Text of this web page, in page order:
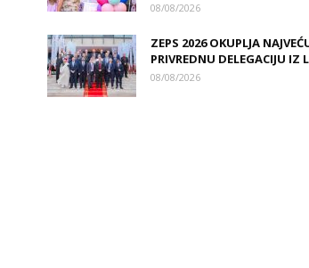
08/08/2026
ZEPS 2026 OKUPLJA
PRIVREDNU DELEGACIJU IZ
08/08/2026